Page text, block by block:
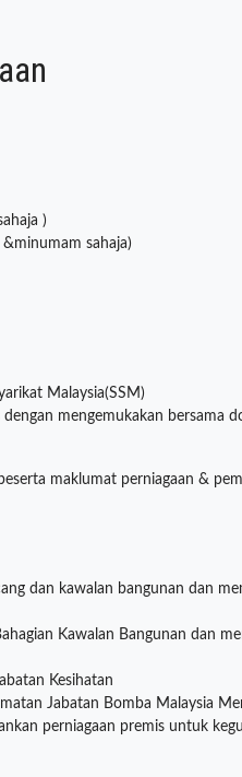
)
sahaja)
Malaysia(SSM)
mengemukakan bersama
maklumat perniagaan &
dan kawalan bangunan dan
Kawalan Bangunan dan
Kesihatan
Jabatan Bomba Malaysia
perniagaan premis untuk